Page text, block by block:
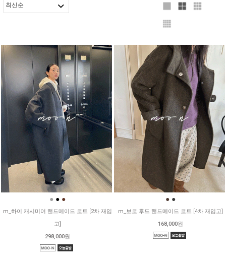
● ● ●
m_하이 캐시미어 핸드메이드 코트 [2차 재입
고]
298,000원
● ●
m_보코 후드 핸드메이드 코트 [4차 재입고]
168,000원